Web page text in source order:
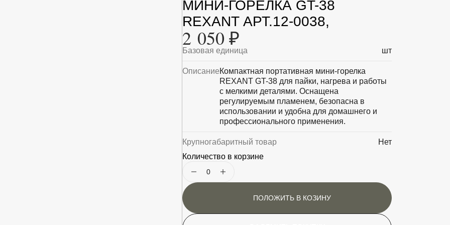
МИНИ-ГОРЕЛКА GT-38
REXANT АРТ.12-0038,
2 050 ₽
Базовая единица шт
ОписаниеКомпактная портативная мини-горелка
REXANT GT-38 для пайки, нагрева и работы
с мелкими деталями. Оснащена
регулируемым пламенем, безопасна в
использовании и удобна для домашнего и
профессионального применения.
Крупногабаритный товар
Нет
Количество в корзине
ПОЛОЖИТЬ В КОЗИНУ